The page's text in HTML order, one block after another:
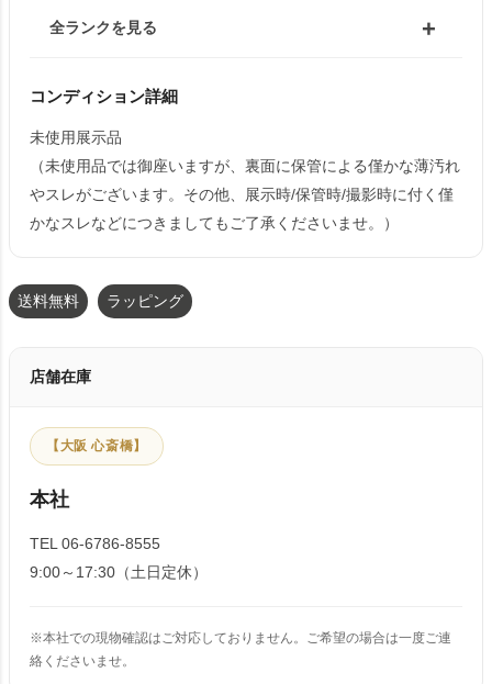
全ランクを見る
コンディション詳細
未使用展示品
（未使用品では御座いますが、裏面に保管による僅かな薄汚れ
やスレがございます。その他、展示時/保管時/撮影時に付く僅
かなスレなどにつきましてもご了承くださいませ。）
送料無料 ラッピング
店舗在庫
【大阪 心斎橋】
本社
TEL 06-6786-8555
9:00～17:30（土日定休）
※本社での現物確認はご対応しておりません。ご希望の場合は一度ご連
絡くださいませ。